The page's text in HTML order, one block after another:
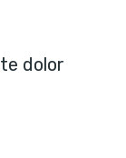
dolor